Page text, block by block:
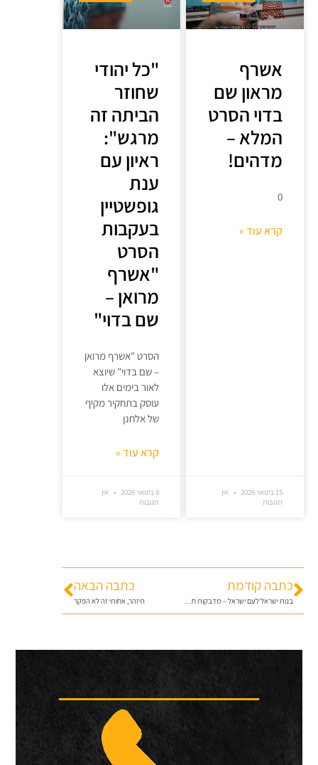
אשרף
מראון שם
בדוי הסרט
המלא –
מדהים!
0
קרא עוד »
15 בינואר 2026
אין
תגובות
"כל יהודי
שחוזר
הביתה זה
מרגש":
ראיון עם
ענת
גופשטיין
בעקבות
הסרט
"אשרף
מרואן –
שם בדוי"
הסרט "אשרף מרואן
– שם בדוי" שיוצא
לאור בימים אלו
עוסק בתחקיר מקיף
של אלחנן
קרא עוד »
8 בינואר 2026
אין
תגובות
כתבה קודמת
בנות ישראל לעם ישראל – מדבקות חדשות
כתבה הבאה
היזהר, אחותי זה לא הפקר